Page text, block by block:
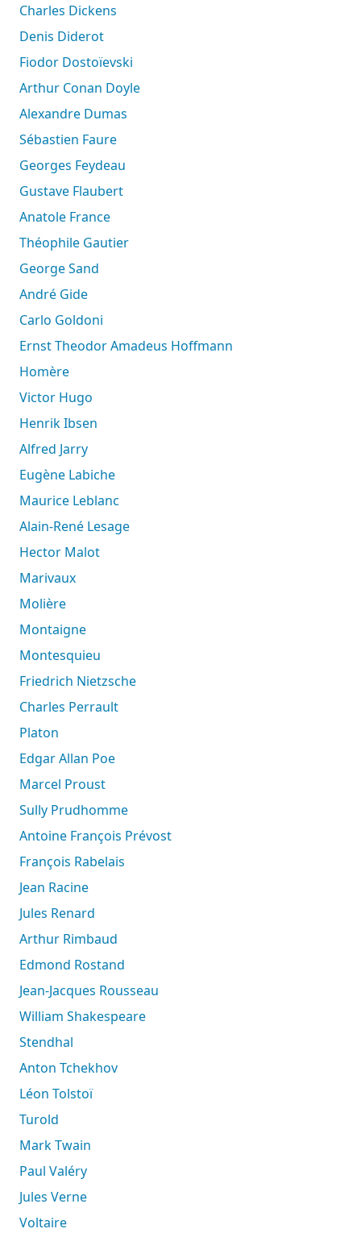
Charles Dickens
Denis Diderot
Fiodor Dostoïevski
Arthur Conan Doyle
Alexandre Dumas
Sébastien Faure
Georges Feydeau
Gustave Flaubert
Anatole France
Théophile Gautier
George Sand
André Gide
Carlo Goldoni
Ernst Theodor Amadeus Hoffmann
Homère
Victor Hugo
Henrik Ibsen
Alfred Jarry
Eugène Labiche
Maurice Leblanc
Alain-René Lesage
Hector Malot
Marivaux
Molière
Montaigne
Montesquieu
Friedrich Nietzsche
Charles Perrault
Platon
Edgar Allan Poe
Marcel Proust
Sully Prudhomme
Antoine François Prévost
François Rabelais
Jean Racine
Jules Renard
Arthur Rimbaud
Edmond Rostand
Jean-Jacques Rousseau
William Shakespeare
Stendhal
Anton Tchekhov
Léon Tolstoï
Turold
Mark Twain
Paul Valéry
Jules Verne
Voltaire